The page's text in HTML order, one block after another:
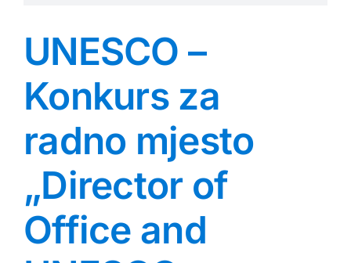
UNESCO –
Konkurs za
radno mjesto
„Director of
Office and